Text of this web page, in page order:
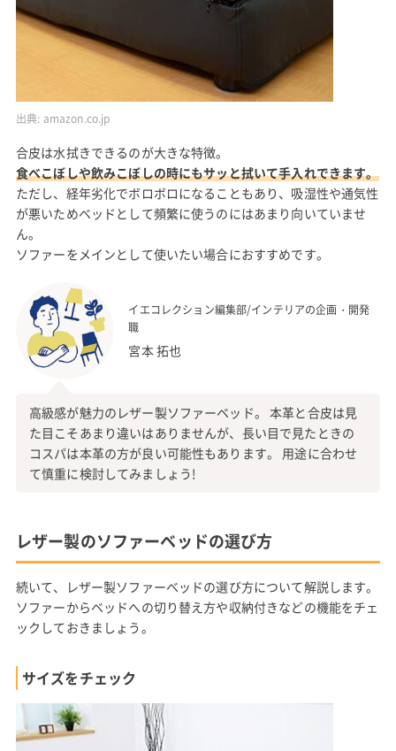
出典: amazon.co.jp
合皮は水拭きできるのが大きな特徴。
食べこぼしや飲みこぼしの時にもサッと拭いて手入れできます。
ただし、経年劣化でボロボロになることもあり、吸湿性や通気性
が悪いためベッドとして頻繁に使うのにはあまり向いていませ
ん。
ソファーをメインとして使いたい場合におすすめです。
イエコレクション編集部/インテリアの企画・開発
職
宮本 拓也
高級感が魅力のレザー製ソファーベッド。 本革と合皮は見
た目こそあまり違いはありませんが、長い目で見たときの
コスパは本革の方が良い可能性もあります。 用途に合わせ
て慎重に検討してみましょう!
レザー製のソファーベッドの選び方
続いて、レザー製ソファーベッドの選び方について解説します。
ソファーからベッドへの切り替え方や収納付きなどの機能をチェ
ックしておきましょう。
サイズをチェック